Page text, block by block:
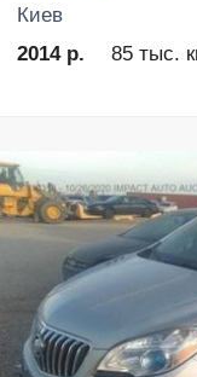
Киев
2014 р.
85 тыс.